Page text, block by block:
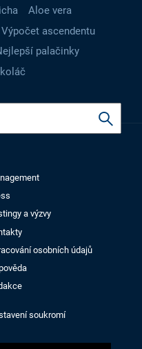
Aloe vera
Výpočet ascendentu
palačinky
a výzvy
osobních údajů
soukromí